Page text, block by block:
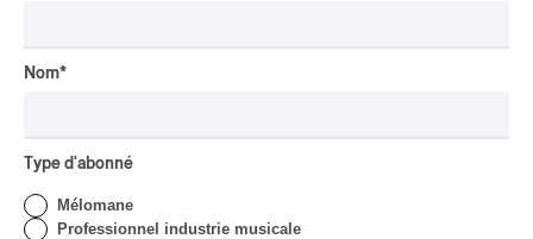
Tout le contenu 360
Orientalys 2026 | Alex
Nom*
Type d'abonné
Mélomane
Professionnel industrie musicale